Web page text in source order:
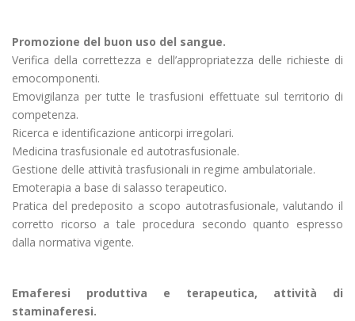
Promozione del buon uso del sangue.
Verifica della correttezza e dell’appropriatezza delle richieste di
emocomponenti.
Emovigilanza per tutte le trasfusioni effettuate sul territorio di
competenza.
Ricerca e identificazione anticorpi irregolari.
Medicina trasfusionale ed autotrasfusionale.
Gestione delle attività trasfusionali in regime ambulatoriale.
Emoterapia a base di salasso terapeutico.
Pratica del predeposito a scopo autotrasfusionale, valutando il
corretto ricorso a tale procedura secondo quanto espresso
dalla normativa vigente.
Emaferesi produttiva e terapeutica, attività di
staminaferesi.